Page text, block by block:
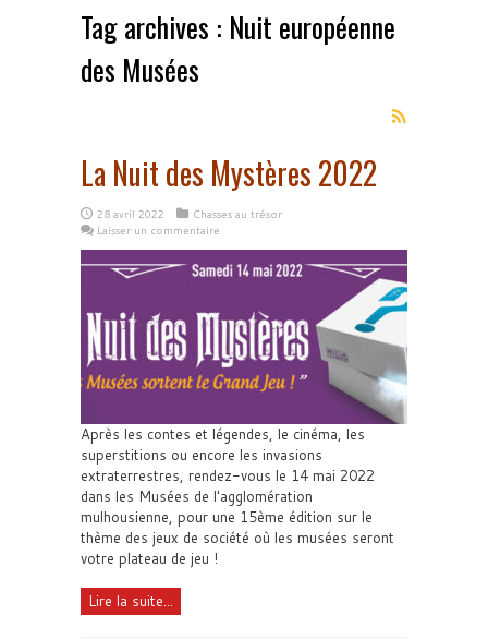
Tag archives : Nuit européenne
des Musées
La Nuit des Mystères 2022
28 avril 2022
Chasses au trésor
Laisser un commentaire
Après les contes et légendes, le cinéma, les
superstitions ou encore les invasions
extraterrestres, rendez-vous le 14 mai 2022
dans les Musées de l'agglomération
mulhousienne, pour une 15ème édition sur le
thème des jeux de société où les musées seront
votre plateau de jeu !
Lire la suite...